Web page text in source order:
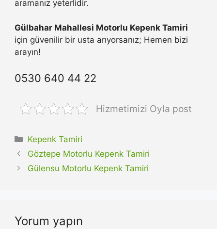
aramanız yeterlidir.
Gülbahar Mahallesi Motorlu Kepenk Tamiri
için güvenilir bir usta arıyorsanız; Hemen bizi
arayın!
0530 640 44 22
Hizmetimizi Oyla post
Kategoriler
Kepenk Tamiri
Göztepe Motorlu Kepenk Tamiri
Gülensu Motorlu Kepenk Tamiri
Yorum yapın